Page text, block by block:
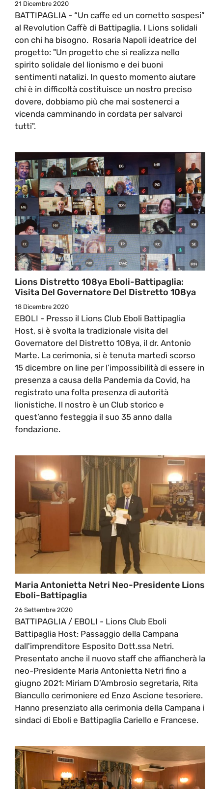
21 Dicembre 2020
BATTIPAGLIA - “Un caffe ed un cornetto sospesi”
al Revolution Caffè di Battipaglia. I Lions solidali
con chi ha bisogno. Rosaria Napoli ideatrice del
progetto: "Un progetto che si realizza nello
spirito solidale del lionismo e dei buoni
sentimenti natalizi. In questo momento aiutare
chi è in difficoltà costituisce un nostro preciso
dovere, dobbiamo più che mai sostenerci a
vicenda camminando in cordata per salvarci
tutti".
Lions Distretto 108ya Eboli-Battipaglia:
Visita Del Governatore Del Distretto 108ya
18 Dicembre 2020
EBOLI - Presso il Lions Club Eboli Battipaglia
Host, si è svolta la tradizionale visita del
Governatore del Distretto 108ya, il dr. Antonio
Marte. La cerimonia, si è tenuta martedì scorso
15 dicembre on line per l’impossibilità di essere in
presenza a causa della Pandemia da Covid, ha
registrato una folta presenza di autorità
lionistiche. Il nostro è un Club storico e
quest’anno festeggia il suo 35 anno dalla
fondazione.
Maria Antonietta Netri Neo-Presidente Lions
Eboli-Battipaglia
26 Settembre 2020
BATTIPAGLIA / EBOLI - Lions Club Eboli
Battipaglia Host: Passaggio della Campana
dall'imprenditore Esposito Dott.ssa Netri.
Presentato anche il nuovo staff che affiancherà la
neo-Presidente Maria Antonietta Netri fino a
giugno 2021: Miriam D’Ambrosio segretaria, Rita
Biancullo cerimoniere ed Enzo Ascione tesoriere.
Hanno presenziato alla cerimonia della Campana i
sindaci di Eboli e Battipaglia Cariello e Francese.